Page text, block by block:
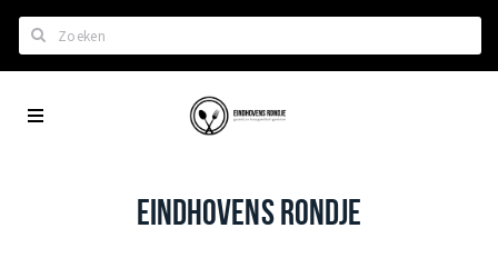
Home
Het laatste nieuws in Eindhoven
City
EINDHOVENS RONDJE